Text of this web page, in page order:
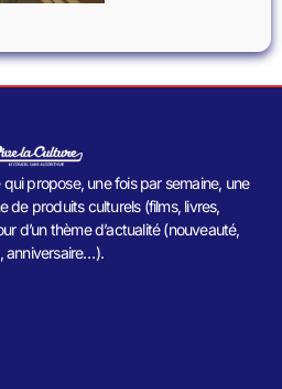
propose, une fois par semaine, une
de produits culturels (films, livres,
d’un thème d’actualité (nouveauté,
anniversaire…).